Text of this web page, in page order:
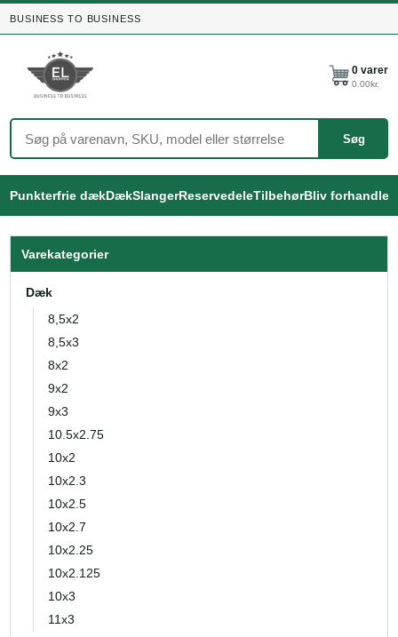
BUSINESS TO BUSINESS
Søg
0 varer
0.00kr.
Punkterfrie dækDækSlangerReservedeleTilbehørBliv
Varekategorier
Dæk
8,5x2
8,5x3
8x2
9x2
9x3
10.5x2.75
10x2
10x2.3
10x2.5
10x2.7
10x2.25
10x2.125
10x3
11x3